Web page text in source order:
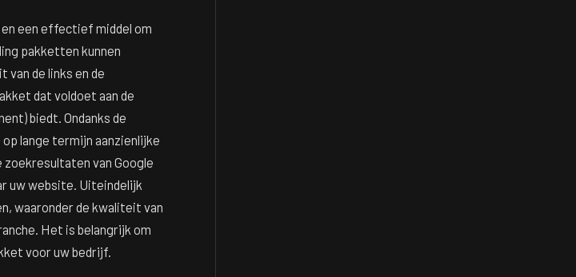
en een effectief middel om
pakketten kunnen
van de links en de
dat voldoet aan de
biedt. Ondanks de
lange termijn aanzienlijke
van Google
uw website. Uiteindelijk
waaronder de kwaliteit van
Het is belangrijk om
voor uw bedrijf.